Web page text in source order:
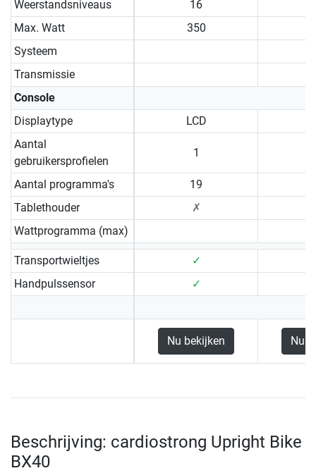
Weerstandsniveaus
16
Max. Watt
350
Systeem
Transmissie
Console
Displaytype
LCD
Aantal
gebruikersprofielen
1
Aantal programma's 19
Tablethouder
✗
Wattprogramma (max)
Transportwieltjes ✓
Handpulssensor
✓
Nu bekijken Nu
Beschrijving: cardiostrong Upright Bike
BX40